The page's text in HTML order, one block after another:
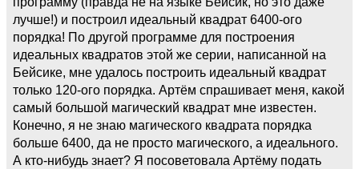
лучше!) и построил идеальный квадрат 6400-ого
порядка! По другой программе для построения
идеальных квадратов этой же серии, написанной на
Бейсике, мне удалось построить идеальный квадрат
только 120-ого порядка. Артём спрашивает меня, какой
самый большой магический квадрат мне известен.
Конечно, я не знаю магического квадрата порядка
больше 6400, да не просто магического, а идеального.
А кто-нибудь знает? Я посоветовала Артёму подать